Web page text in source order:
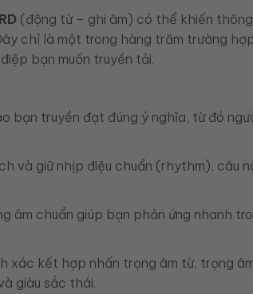
(động từ – ghi âm) có thể khiến
chỉ là một trong hàng trăm trường
bạn muốn truyền tải.
bạn truyền đạt đúng ý nghĩa, từ đó
và giữ nhịp điệu chuẩn (rhythm), câu
âm chuẩn giúp bạn phản ứng nhanh
xác kết hợp nhấn trọng âm từ, trọng
giàu sắc thái.